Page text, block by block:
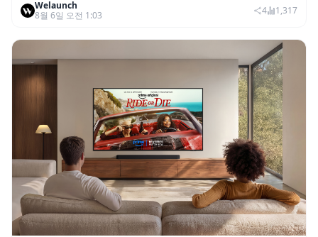
SNS 마케팅 통합 지원
Welaunch
8월 6일 오전 1:03
4 1,317